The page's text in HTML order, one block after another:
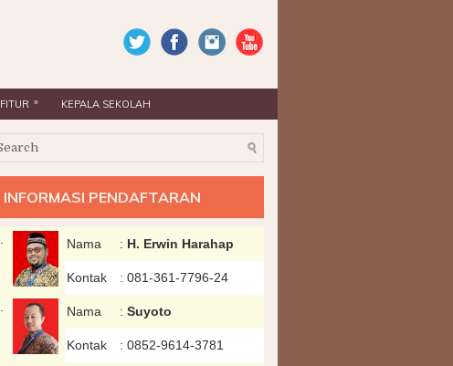
FITUR » KEPALA SEKOLAH
INFORMASI PENDAFTARAN
Nama : H. Erwin Harahap
Kontak : 081-361-7796-24
Nama : Suyoto
Kontak : 0852-9614-3781